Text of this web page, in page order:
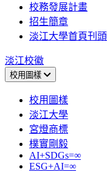
校務發展計畫
招生簡章
淡江大學首頁刊頭
淡江校徽
校用圖樣
校用圖樣
淡江大學
宮燈商標
樸實剛毅
AI+SDGs=∞
ESG+AI=∞